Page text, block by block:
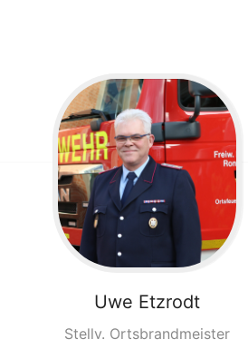
Uwe Etzrodt
Stellv. Ortsbrandmeister